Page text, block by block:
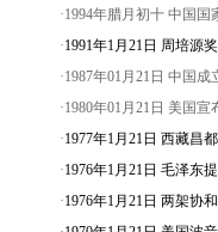
·1994年腊月初十 中国
·1991年1月21日 周培源
·1987年01月21日 中国
·1980年01月21日 美国
·1977年1月21日 西藏昌
·1976年1月21日 毛泽东
·1976年1月21日 两架协